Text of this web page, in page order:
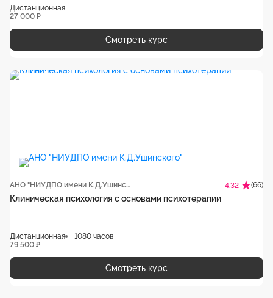
Дистанционная
27 000 ₽
Смотреть курс
АНО "НИУДПО имени К.Д.Ушинского" 4.32 (66)
Клиническая психология с основами психотерапии
Дистанционная
1080 часов
79 500 ₽
Смотреть курс